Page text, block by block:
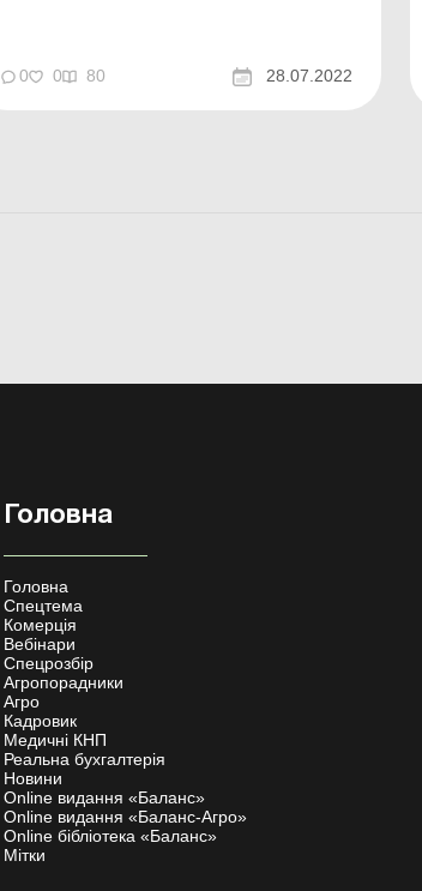
Проте, вже починаючи з квітня, все більше
закупівельників почали переводити свою
0 0 80 28.07.2022
Головна
Головна
Спецтема
Комерція
Вебінари
Спецрозбір
Агропорадники
Агро
Кадровик
Медичні КНП
Реальна бухгалтерія
Новини
Online видання «Баланс»
Online видання «Баланс-Агро»
Online бібліотека «Баланс»
Мітки